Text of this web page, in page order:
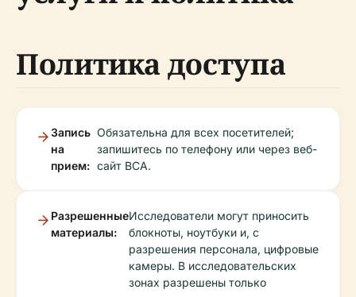
Политика доступа
Запись
на
прием:
Обязательна для всех посетителей;
запишитесь по телефону или через веб-
сайт BCA.
Разрешенные
материалы:
Исследователи могут приносить
блокноты, ноутбуки и, с
разрешения персонала, цифровые
камеры. В исследовательских
зонах разрешены только